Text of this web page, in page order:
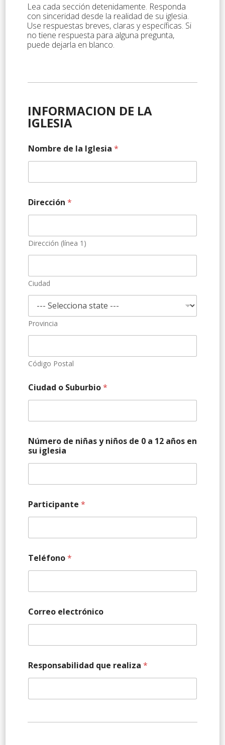
Lea cada sección detenidamente. Responda
con sinceridad desde la realidad de su iglesia.
Use respuestas breves, claras y específicas. Si
no tiene respuesta para alguna pregunta,
puede dejarla en blanco.
n
u
e
t
r
a
s
,
INFORMACION DE LA
IGLESIA
Nombre de la Iglesia *
Dirección *
Dirección (línea 1)
Ciudad
Provincia
Código Postal
Ciudad o Suburbio*
Número de niñas y niños de 0 a 12 años en
su iglesia
Participante *
Teléfono*
Correo electrónico
Responsabilidad que realiza *